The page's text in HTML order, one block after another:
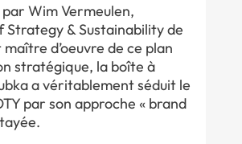
Wim Vermeulen,
& Sustainability de
maître d’oeuvre de ce plan
stratégique, la boîte à
a véritablement séduit le
par son approche « brand